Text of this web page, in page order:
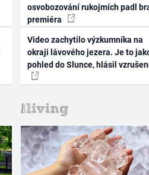
osvobozování rukojmích padl
premiéra
Video zachytilo výzkumníka na
okraji lávového jezera. Je to
pohled do Slunce, hlásil